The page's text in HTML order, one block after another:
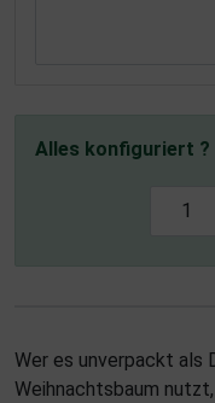
Alles konfiguriert ?
Wer es unverpackt als
Weihnachtsbaum